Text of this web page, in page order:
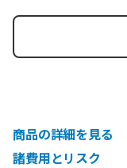
商品の詳細を見る
諸費用とリスク